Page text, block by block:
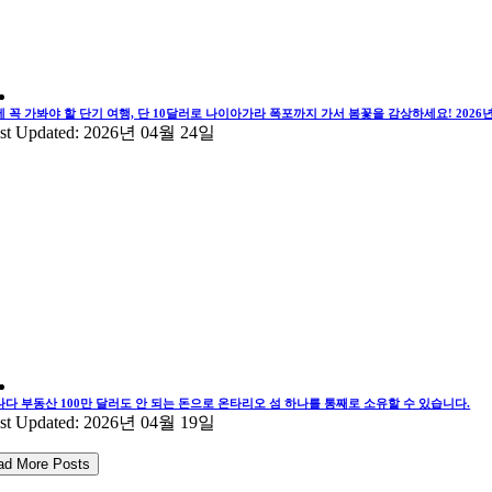
꼭 가봐야 할 단기 여행, 단 10달러로 나이아가라 폭포까지 가서 봄꽃을 감상하세요! 2026
Updated: 2026년 04월 24일
다 부동산 100만 달러도 안 되는 돈으로 온타리오 섬 하나를 통째로 소유할 수 있습니다.
Updated: 2026년 04월 19일
More Posts